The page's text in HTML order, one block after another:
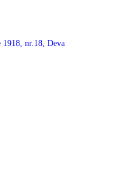
1918, nr.18, Deva